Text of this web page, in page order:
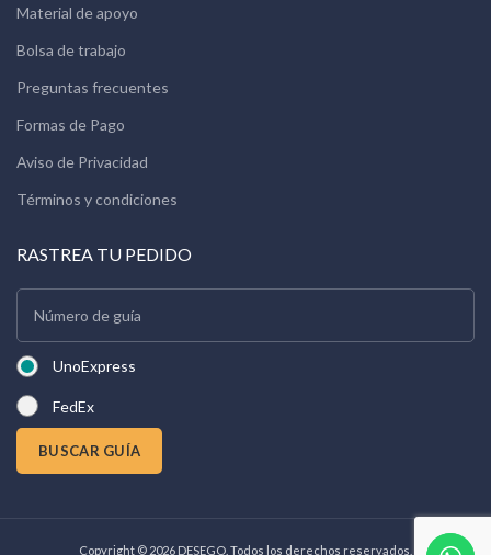
Material de apoyo
Bolsa de trabajo
Preguntas frecuentes
Formas de Pago
Aviso de Privacidad
Términos y condiciones
RASTREA TU PEDIDO
UnoExpress
FedEx
BUSCAR GUÍA
Copyright © 2026 DESEGO. Todos los derechos reservados.